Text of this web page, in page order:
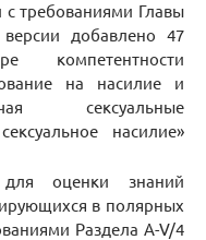
с требованиями Главы
добавлено 47
на насилие и
сексуальные
насилие»
оценки знаний
в полярных
Раздела A-V/4